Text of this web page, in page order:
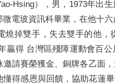
Hsing），男，1973年出生
微電玻資訊科畢業，在他十
燒掉雙手，失去雙手的他
贏得 台灣區殘障運動會百
請賽榮獲金、銅牌各乙面
懂得感恩與回饋，協助花蓮